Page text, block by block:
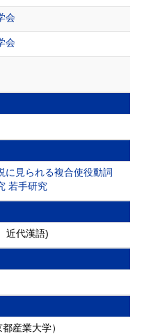
会
会
に見られる複合使役動詞
若手研究
近代漢語)
産業大学）